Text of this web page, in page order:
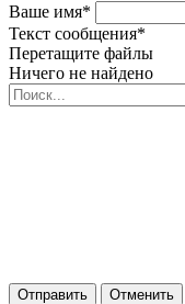
Ваше имя*
Текст сообщения*
Перетащите файлы
Ничего не найдено
Отправить Отменить